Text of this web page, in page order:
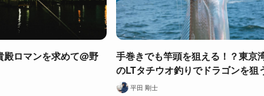
殿ロマンを求めて@野
手巻きでも竿頭を狙える！？東京
のLTタチウオ釣りでドラゴンを狙
平田 剛士